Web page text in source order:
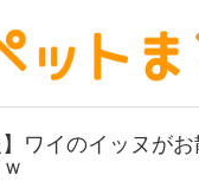
】ワイのイッヌが